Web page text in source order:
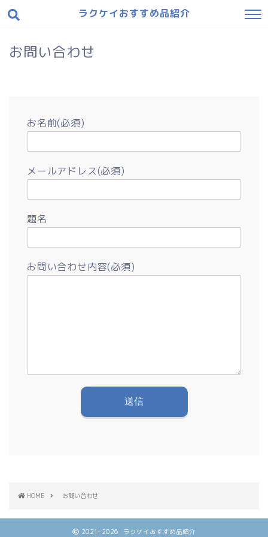
ラクケイおすすめ品紹介
お問い合わせ
お名前(必須)
メールアドレス(必須)
題名
お問い合わせ内容(必須)
HOME お問い合わせ
2021–2026 ラクケイおすすめ品紹介